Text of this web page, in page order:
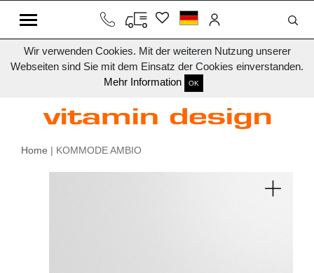
Wir verwenden Cookies. Mit der weiteren Nutzung unserer
Webseiten sind Sie mit dem Einsatz der Cookies einverstanden.
Mehr Information
OK
Home | KOMMODE AMBIO